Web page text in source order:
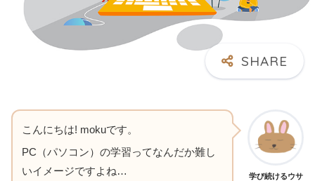
こんにちは! mokuです。
PC（パソコン）の学習ってなんだか難し
いイメージですよね…
学び続けるウサ